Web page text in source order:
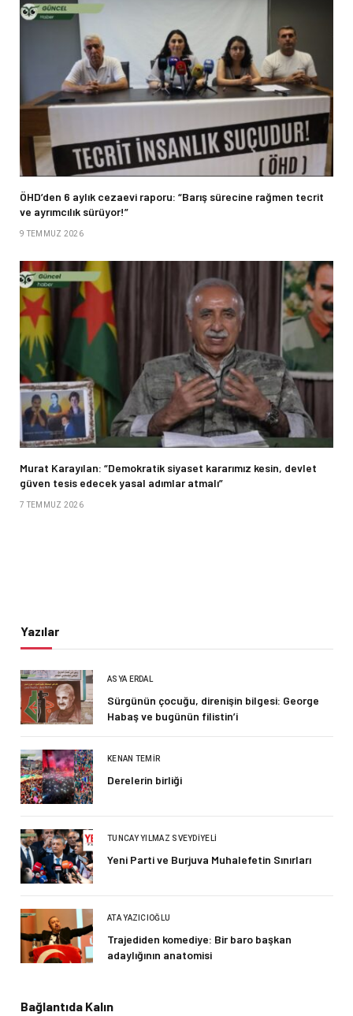
ÖHD’den 6 aylık cezaevi raporu: “Barış sürecine rağmen tecrit
ve ayrımcılık sürüyor!”
9 TEMMUZ 2026
Murat Karayılan: “Demokratik siyaset kararımız kesin, devlet
güven tesis edecek yasal adımlar atmalı”
7 TEMMUZ 2026
Yazılar
ASYA ERDAL
Sürgünün çocuğu, direnişin bilgesi: George
Habaş ve bugünün filistin’i
KENAN TEMIR
Derelerin birliği
TUNCAY YILMAZ SVEYDIYELI
Yeni Parti ve Burjuva Muhalefetin Sınırları
ATA YAZICIOĞLU
Trajediden komediye: Bir baro başkan
adaylığının anatomisi
Bağlantıda Kalın